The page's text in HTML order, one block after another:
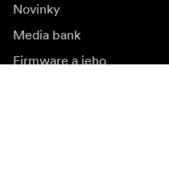
Novinky
Media bank
Firmware a jeho